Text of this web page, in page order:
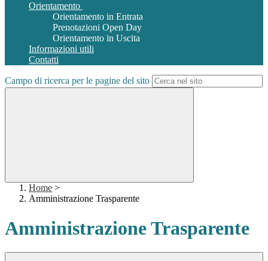
Orientamento
Orientamento in Entrata
Prenotazioni Open Day
Orientamento in Uscita
Informazioni utili
Contatti
Campo di ricerca per le pagine del sito
Home >
Amministrazione Trasparente
Amministrazione Trasparente